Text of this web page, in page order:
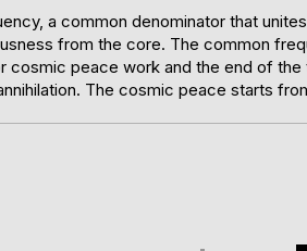
a common denominator that
from the core. The common
cosmic peace work and the end of the
The cosmic peace starts